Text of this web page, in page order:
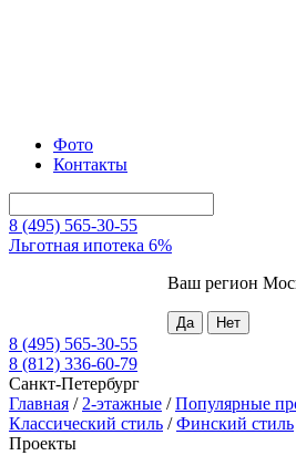
Фото
Контакты
8 (495) 565-30-55
Льготная ипотека 6%
Ваш регион
8 (495) 565-30-55
8 (812) 336-60-79
Санкт-Петербург
Главная / 2-этажные /Популярные
Классический стиль /Финский стиль
Проекты